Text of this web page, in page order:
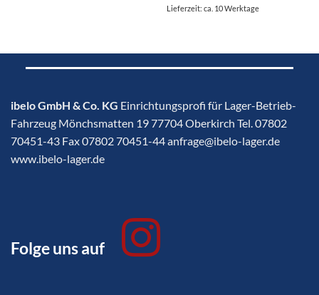
Lieferzeit: ca. 10 Werktage
ibelo GmbH & Co. KG Einrichtungsprofi für Lager-Betrieb-
Fahrzeug Mönchsmatten 19 77704 Oberkirch Tel. 07802
70451-43 Fax 07802 70451-44 anfrage@ibelo-lager.de
www.ibelo-lager.de
Folge uns auf